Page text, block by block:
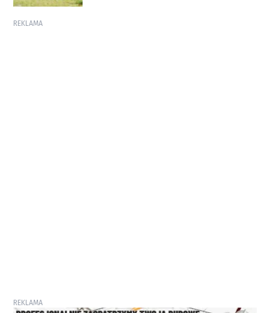
REKLAMA
REKLAMA